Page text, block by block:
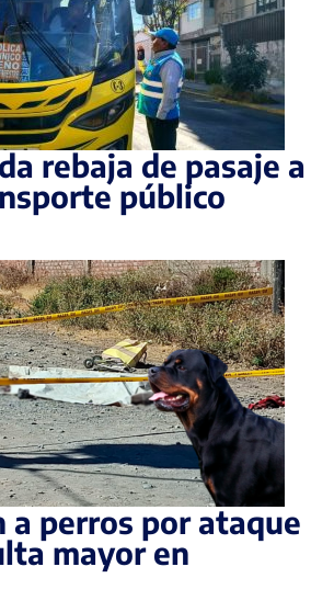
rebaja de pasaje a
público
a perros por ataque
mayor en